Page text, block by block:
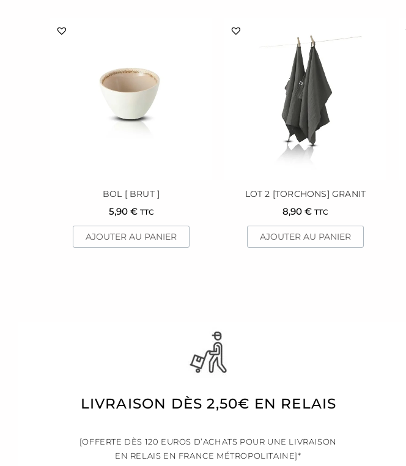
BOL [ BRUT ]
5,90 € TTC
AJOUTER AU PANIER
LOT 2 [TORCHONS] GRANIT
8,90 € TTC
AJOUTER AU PANIER
LIVRAISON DÈS 2,50€ EN RELAIS
[OFFERTE DÈS 120 EUROS D’ACHATS POUR UNE LIVRAISON
EN RELAIS EN FRANCE MÉTROPOLITAINE]*